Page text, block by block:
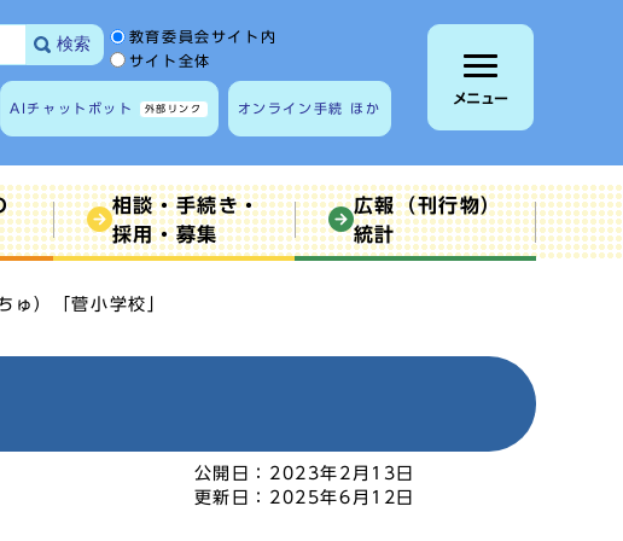
検索 サイト内検索の範囲
教育委員会サイト内
サイト全体
AIチャットボット 外部リンク オンライン手続 ほか
メニュー
相談・手続き・
採用・募集
広報（刊行物）
統計
）「菅小学校」
公開日： 2023年2月13日
更新日： 2025年6月12日